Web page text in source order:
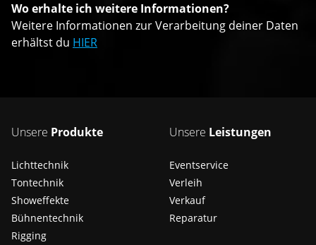
Wo erhalte ich weitere Informationen?
Weitere Informationen zur Verarbeitung deiner Daten
erhältst du HIER
Unsere Produkte
Lichttechnik
Tontechnik
Showeffekte
Bühnentechnik
Rigging
Unsere Leistungen
Eventservice
Verleih
Verkauf
Reparatur